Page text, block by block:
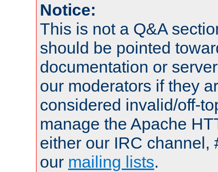
Notice:
This is not a Q&A
should be pointed
documentation or
our moderators if they
considered invalid/off-
manage the Apache
either our IRC channel,
our mailing lists.